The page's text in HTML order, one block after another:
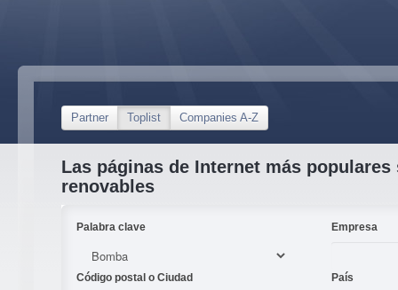
Partner Toplist Companies A-Z
Las páginas de Internet más populares
renovables
Palabra clave Empresa
Código postal o Ciudad País